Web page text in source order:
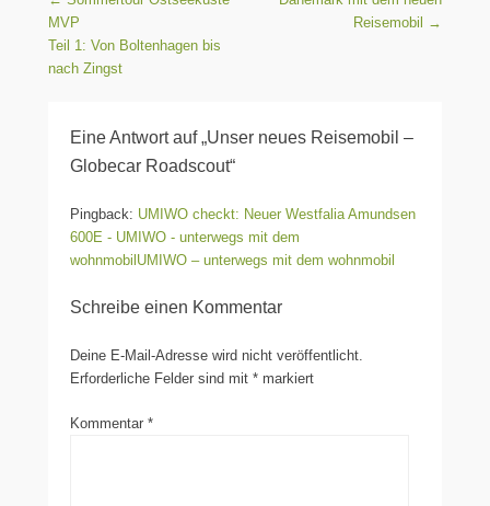
MVP
Teil 1: Von Boltenhagen bis
nach Zingst
Reisemobil
→
Eine Antwort auf „Unser neues Reisemobil –
Globecar Roadscout“
Pingback: UMIWO checkt: Neuer Westfalia Amundsen
600E - UMIWO - unterwegs mit dem
wohnmobilUMIWO – unterwegs mit dem wohnmobil
Schreibe einen Kommentar
Deine E-Mail-Adresse wird nicht veröffentlicht.
Erforderliche Felder sind mit * markiert
Kommentar *